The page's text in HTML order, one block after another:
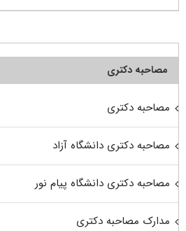
مصاحبه دکتری
مصاحبه دکتری
مصاحبه دکتری دانشگاه آزاد
مصاحبه دکتری دانشگاه پیام نور
مدارک مصاحبه دکتری